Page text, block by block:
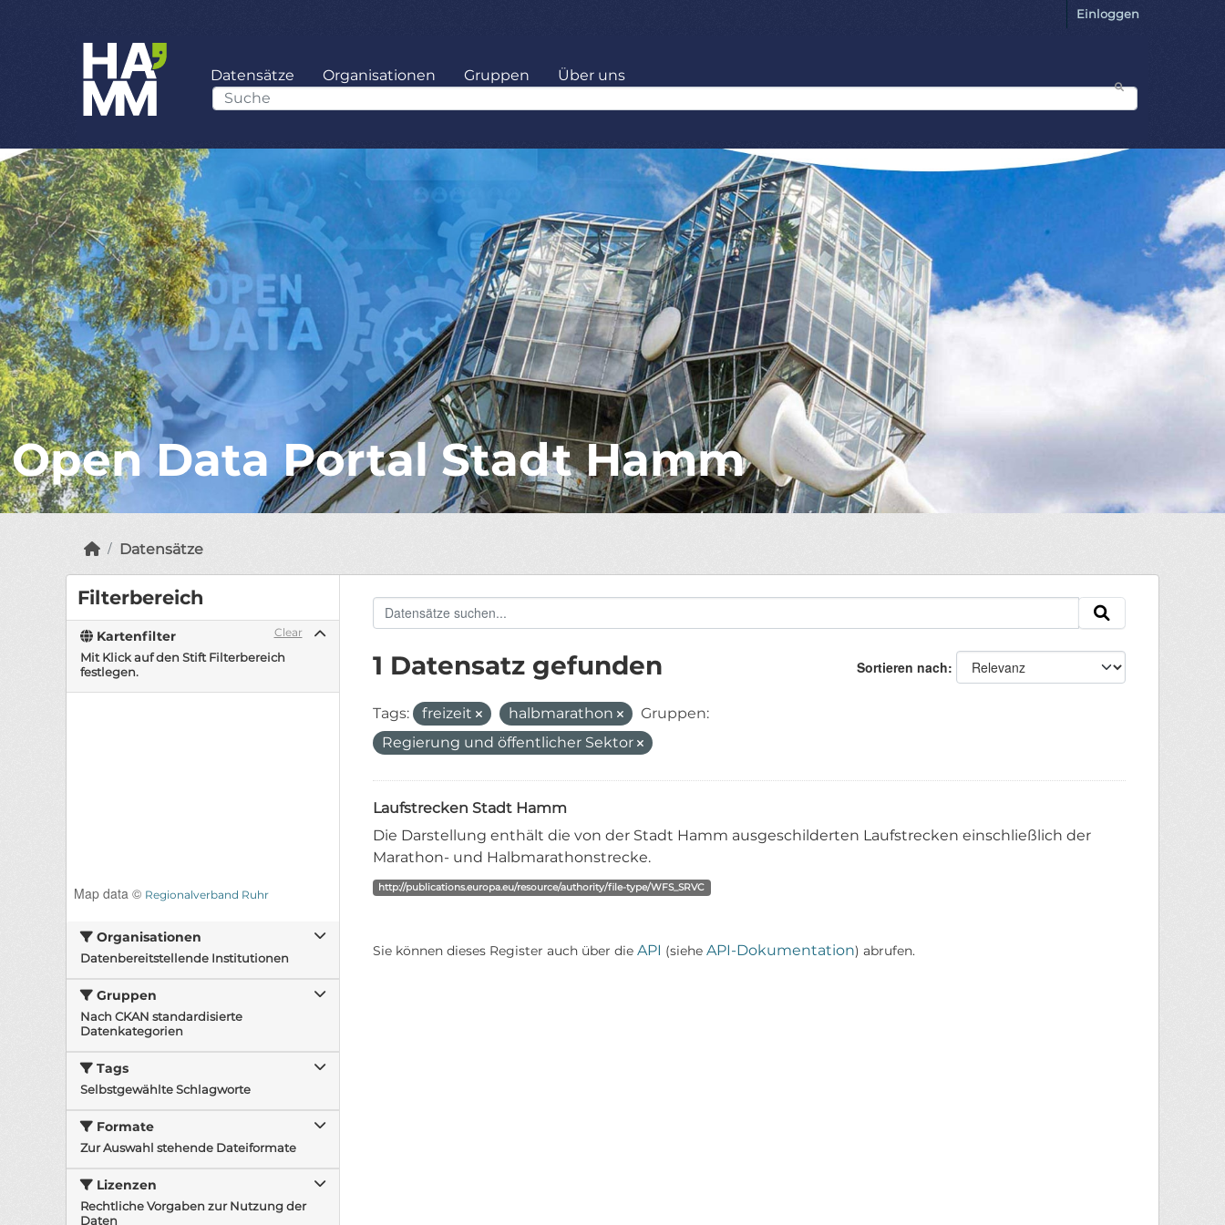
Einloggen
Datensätze Organisationen Gruppen Über uns
Open Data Portal Stadt Hamm
Datensätze
Filterbereich
Clear
Kartenfilter
Mit Klick auf den Stift Filterbereich
festlegen.
Map data © Regionalverband Ruhr
Organisationen
Datenbereitstellende Institutionen
Gruppen
Nach CKAN standardisierte
Datenkategorien
Tags
Selbstgewählte Schlagworte
Formate
Zur Auswahl stehende Dateiformate
Lizenzen
Rechtliche Vorgaben zur Nutzung der
Daten
Sortieren nach
1 Datensatz gefunden
Tags: freizeit halbmarathon
Gruppen:
Regierung und öffentlicher Sektor
Laufstrecken Stadt Hamm
Die Darstellung enthält die von der Stadt Hamm ausgeschilderten Laufstrecken einschließlich der
Marathon- und Halbmarathonstrecke.
http://publications.europa.eu/resource/authority/file-type/WFS_SRVC
Sie können dieses Register auch über die API (siehe API-Dokumentation) abrufen.